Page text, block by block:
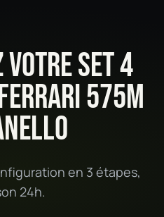
VOTRE SET 4
575M
en 3 étapes,
24h.